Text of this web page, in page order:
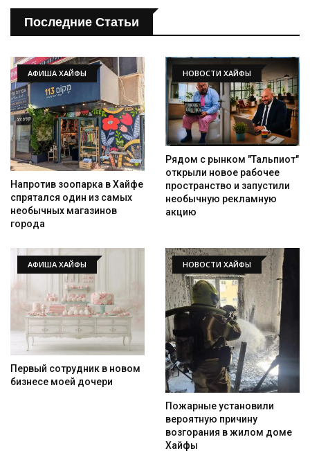
Последние Статьи
АФИША ХАЙФЫ
Напротив зоопарка в Хайфе
спрятался один из самых
необычных магазинов
города
НОВОСТИ ХАЙФЫ
Рядом с рынком "Тальпиот"
открыли новое рабочее
пространство и запустили
необычную рекламную
акцию
АФИША ХАЙФЫ
Первый сотрудник в новом
бизнесе моей дочери
НОВОСТИ ХАЙФЫ
Пожарные установили
вероятную причину
возгорания в жилом доме
Хайфы